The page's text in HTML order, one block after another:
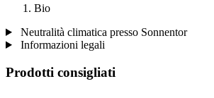
Bio
Neutralità climatica presso Sonnentor
Informazioni legali
Prodotti consigliati